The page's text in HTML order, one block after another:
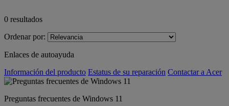
0 resultados
Ordenar por:
Enlaces de autoayuda
Información del producto Estatus de su reparación Contactar a Acer
Preguntas frecuentes de Windows 11